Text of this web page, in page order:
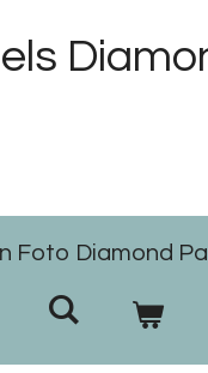
Foto Diamond